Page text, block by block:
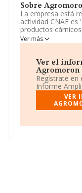
Sobre
La empresa está
actividad CNAE
productos
con código 4722.
mercados
La compañía
F41251240, tiene
Descansillo núm.
Andalucía.
En relación con el
hasta 6.000
facturación de
Ver más
Ver el
Agromoron
Regístrate en
Informe
VER